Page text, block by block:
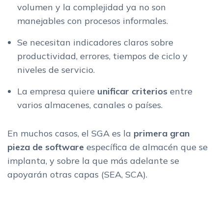
volumen y la complejidad ya no son
manejables con procesos informales.
Se necesitan indicadores claros sobre
productividad, errores, tiempos de ciclo y
niveles de servicio.
La empresa quiere unificar criterios entre
varios almacenes, canales o países.
En muchos casos, el SGA es la primera gran
pieza de software específica de almacén que se
implanta, y sobre la que más adelante se
apoyarán otras capas (SEA, SCA).